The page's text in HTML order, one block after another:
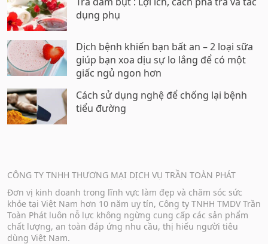
dụng phụ
Dịch bệnh khiến bạn bất an – 2 loại sữa
giúp bạn xoa dịu sự lo lắng để có một
giấc ngủ ngon hơn
Cách sử dụng nghệ để chống lại bệnh
tiểu đường
CÔNG TY TNHH THƯƠNG MẠI DỊCH VỤ TRẦN TOÀN PHÁT
Đơn vị kinh doanh trong lĩnh vực làm đẹp và chăm sóc sức
khỏe tại Việt Nam hơn 10 năm uy tín, Công ty TNHH TMDV Trần
Toàn Phát luôn nỗ lực không ngừng cung cấp các sản phẩm
chất lượng, an toàn đáp ứng nhu cầu, thị hiếu người tiêu
dùng Việt Nam.